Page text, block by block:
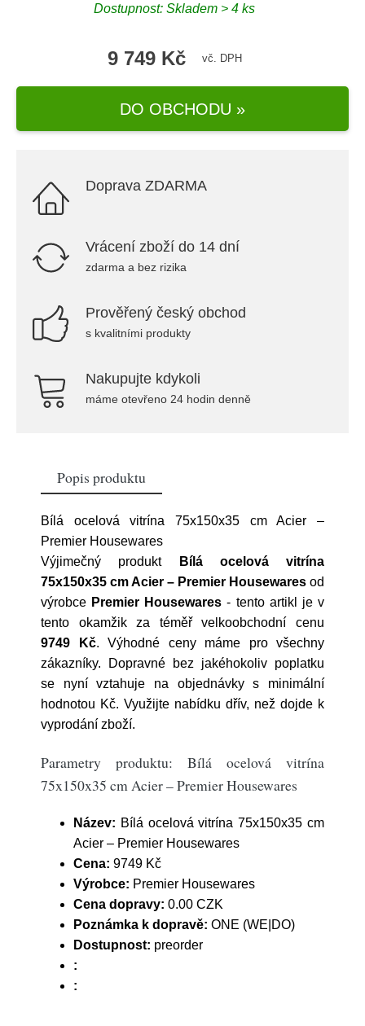
Dostupnost: Skladem > 4 ks
9 749 Kč vč. DPH
DO OBCHODU »
Doprava ZDARMA
Vrácení zboží do 14 dní
zdarma a bez rizika
Prověřený český obchod
s kvalitními produkty
Nakupujte kdykoli
máme otevřeno 24 hodin denně
Popis produktu
Bílá ocelová vitrína 75x150x35 cm Acier –
Premier Housewares
Výjimečný produkt
Bílá ocelová vitrína
75x150x35 cm Acier – Premier Housewares od
výrobce Premier Housewares - tento artikl je v
tento okamžik za téměř velkoobchodní cenu
9749 Kč. Výhodné ceny máme pro všechny
zákazníky. Dopravné bez jakéhokoliv poplatku
se nyní vztahuje na objednávky s minimální
hodnotou Kč. Využijte nabídku dřív, než dojde k
vyprodání zboží.
Parametry produktu: Bílá ocelová vitrína
75x150x35 cm Acier – Premier Housewares
Název: Bílá ocelová vitrína 75x150x35 cm
Acier – Premier Housewares
Cena: 9749 Kč
Výrobce: Premier Housewares
Cena dopravy: 0.00 CZK
Poznámka k dopravě: ONE (WE|DO)
Dostupnost: preorder
:
: